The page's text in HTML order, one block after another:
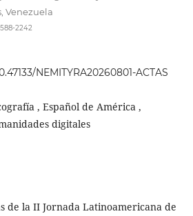
Venezuela
2242
NEMITYRA20260801-ACTAS
, Español de América ,
digitales
de la II Jornada Latinoamericana de